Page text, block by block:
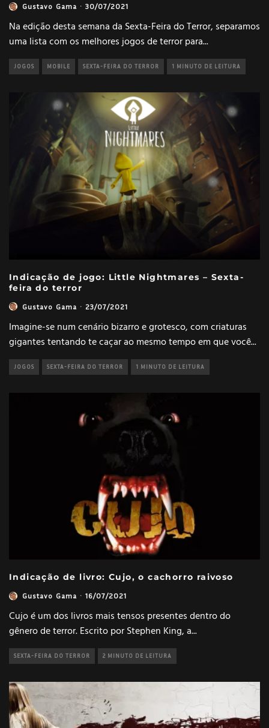
Gustavo Gama · 30/07/2021
Na edição desta semana da Sexta-Feira do Terror, separamos
uma lista com os melhores jogos de terror para...
JOGOS MOBILE SEXTA-FEIRA DO TERROR 1 MINUTO DE LEITURA
Indicação de jogo: Little Nightmares – Sexta-
feira do terror
Gustavo Gama · 23/07/2021
Imagine-se num cenário bizarro e grotesco, com criaturas
gigantes tentando te caçar ao mesmo tempo em que você...
JOGOS SEXTA-FEIRA DO TERROR 1 MINUTO DE LEITURA
Indicação de livro: Cujo, o cachorro raivoso
Gustavo Gama · 16/07/2021
Cujo é um dos livros mais tensos presentes dentro do
gênero de terror. Escrito por Stephen King, a...
SEXTA-FEIRA DO TERROR 2 MINUTO DE LEITURA